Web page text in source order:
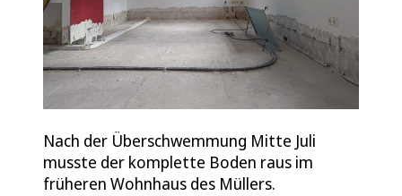
Nach der Überschwemmung Mitte Juli
musste der komplette Boden raus im
früheren Wohnhaus des Müllers.